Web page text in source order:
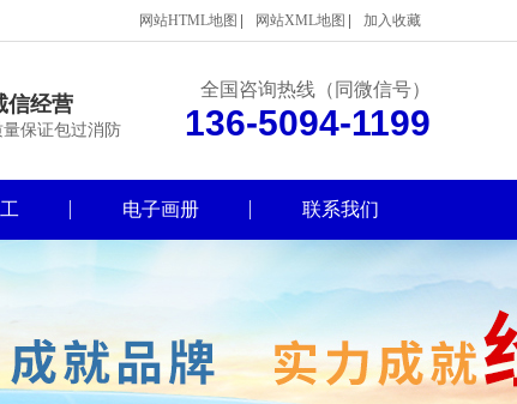
网站HTML地图 网站XML地图 加入收藏
信经营
量保证包过消防
全国咨询热线（同微信号）
136-5094-1199
电子画册 联系我们